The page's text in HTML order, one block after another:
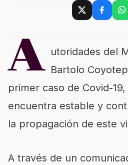
A utoridades del
Bartolo
primer caso de Covid-
encuentra estable y
la propagación de este
A través de un